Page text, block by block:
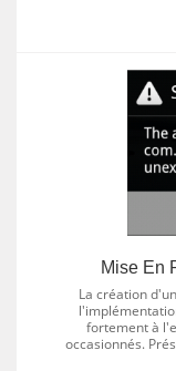
Mise En
La création
fortement à
occasionnés.